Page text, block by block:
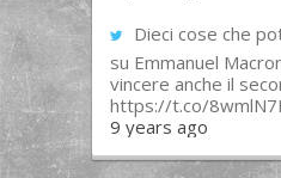
Dieci cose che
su Emmanuel
vincere anche il
https://t.co/
9 years ago